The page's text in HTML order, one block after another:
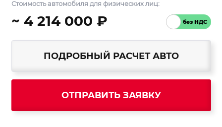
Стоимость автомобиля для физических лиц:
~ 4 214 000 ₽
ПОДРОБНЫЙ РАСЧЕТ АВТО
ОТПРАВИТЬ ЗАЯВКУ